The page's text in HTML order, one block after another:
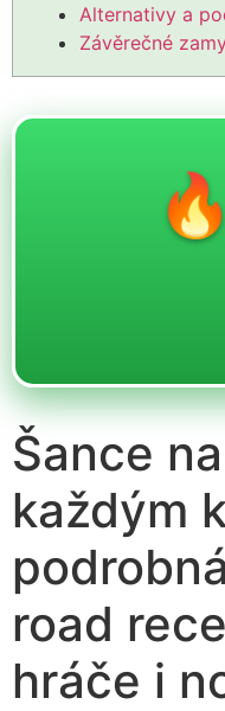
Alternativy a
Závěrečné
Šance
každým
road
hráče i